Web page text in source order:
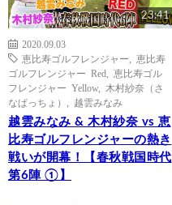
23:41
2020.09.03
恵比寿ゴルフレンジャー
恵比寿
ゴルフレンジャー Red
恵比寿ゴル
フレンジャー Yellow, 木村紗奈（さ
なぱっちょ）
越雲みなみ
越雲みなみ & 木村紗奈 vs 恵
比寿ゴルフレンジャーの熱き
戦いが開幕！【春秋戦国時代
第6陣 ①】